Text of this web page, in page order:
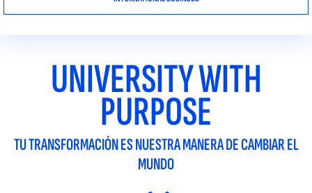
UNIVERSITY WITH
PURPOSE
TU TRANSFORMACIÓN ES NUESTRA MANERA DE CAMBIAR EL
MUNDO